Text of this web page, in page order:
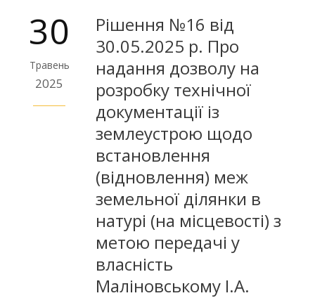
30
Травень
2025
Рішення №16 від
30.05.2025 р. Про
надання дозволу на
розробку технічної
документації із
землеустрою щодо
встановлення
(відновлення) меж
земельної ділянки в
натурі (на місцевості) з
метою передачі у
власність
Маліновському І.А.